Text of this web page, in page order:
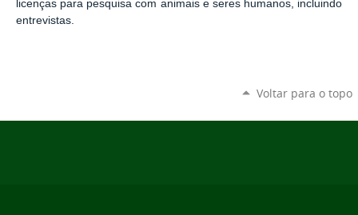
licenças para pesquisa com animais e seres humanos, incluindo
entrevistas.
Voltar para o topo